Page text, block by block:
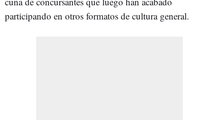
participando en otros formatos de cultura general.